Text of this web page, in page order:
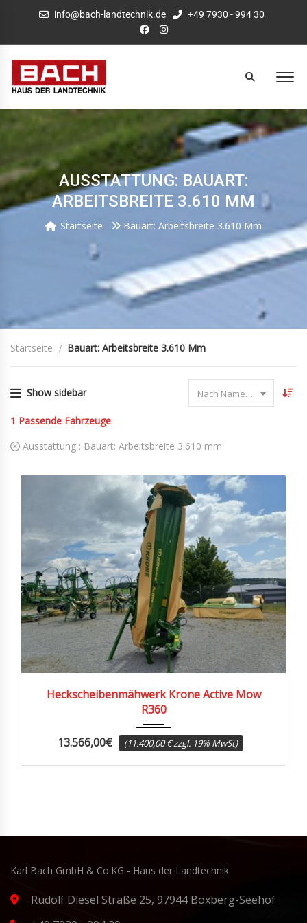
info@bach-landtechnik.de +49 7930 - 994 30
AUSSTATTUNG: BAUART:
ARBEITSBREITE 3.610 MM
Startseite Bauart: Arbeitsbreite 3.610 Mm
Startseite Bauart: Arbeitsbreite 3.610 Mm
Show sidebar Nach Name sortieren
1 Passende Fahrzeuge
Ausstattung : Bauart: Arbeitsbreite 3.610 mm
Heckscheibenmähwerk Krone Active Mow
R360
13.566,00€ (11.400,00 € zzgl. 19% MwSt)
Karl Bach GmbH & Co.KG - Haus der Landtechnik
Rudolf Diesel Straße 25, 97944 Boxberg-Seehof